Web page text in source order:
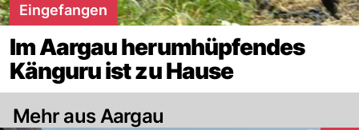
Eingefangen
Im Aargau herumhüpfendes
Känguru ist zu Hause
Mehr aus Aargau